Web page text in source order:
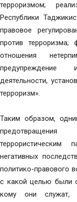
терроризмом;
Республики
правовое
против терроризма;
отношения
предупреждение
деятельности,
терроризм».
Таким образом,
негативных
политико-правового
с какой целью были
кому они служат,